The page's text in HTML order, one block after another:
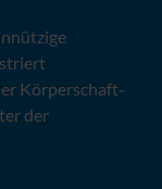
Körperschaft-
der